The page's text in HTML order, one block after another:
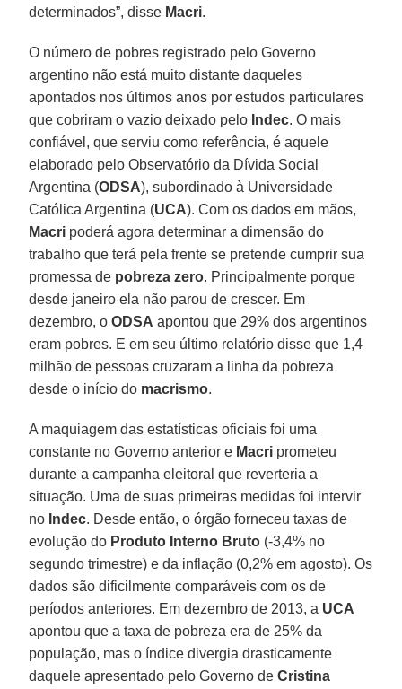
determinados”, disse Macri.
O número de pobres registrado pelo Governo
argentino não está muito distante daqueles
apontados nos últimos anos por estudos particulares
que cobriram o vazio deixado pelo Indec. O mais
confiável, que serviu como referência, é aquele
elaborado pelo Observatório da Dívida Social
Argentina (ODSA), subordinado à Universidade
Católica Argentina (UCA). Com os dados em mãos,
Macri poderá agora determinar a dimensão do
trabalho que terá pela frente se pretende cumprir sua
promessa de pobreza zero. Principalmente porque
desde janeiro ela não parou de crescer. Em
dezembro, oODSA apontou que 29% dos argentinos
eram pobres. E em seu último relatório disse que 1,4
milhão de pessoas cruzaram a linha da pobreza
desde o início do macrismo.
A maquiagem das estatísticas oficiais foi uma
constante no Governo anterior e Macri prometeu
durante a campanha eleitoral que reverteria a
situação. Uma de suas primeiras medidas foi intervir
no Indec. Desde então, o órgão forneceu taxas de
evolução do Produto Interno Bruto (-3,4% no
segundo trimestre) e da inflação (0,2% em agosto). Os
dados são dificilmente comparáveis com os de
períodos anteriores. Em dezembro de 2013, a UCA
apontou que a taxa de pobreza era de 25% da
população, mas o índice divergia drasticamente
daquele apresentado pelo Governo deCristina